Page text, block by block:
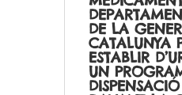
DE LA
CATALUNYA
ESTABLIR
UN